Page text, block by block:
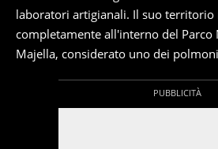
laboratori artigianali. Il suo territorio
completamente all'interno del Parco
Majella, considerato uno dei